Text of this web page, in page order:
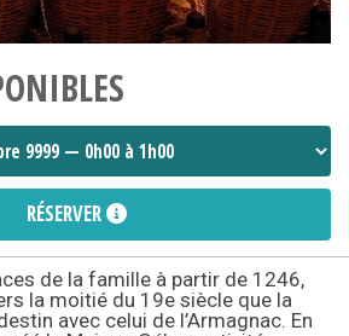
RÉSERVER
de la famille à partir de 1246,
la moitié du 19e siècle que la
avec celui de l’Armagnac. En